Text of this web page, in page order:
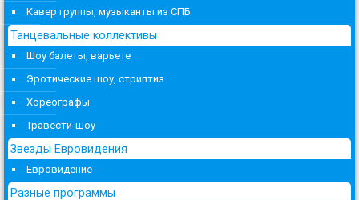
Кавер группы, музыканты из СПБ
Танцевальные коллективы
Шоу балеты, варьете
Эротические шоу, стриптиз
Хореографы
Травести-шоу
Звезды Евровидения
Евровидение
Разные программы